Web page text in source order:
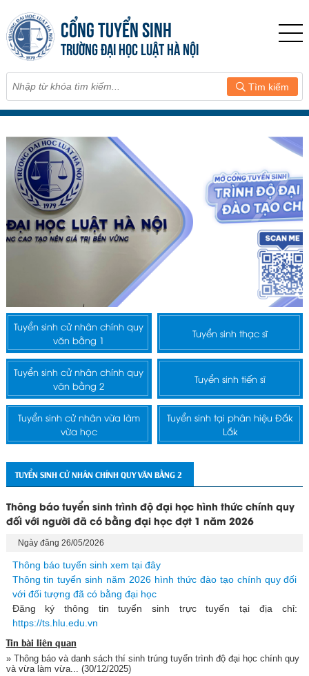
CỔNG TUYỂN SINH
TRƯỜNG ĐẠI HỌC LUẬT HÀ NỘI
Tìm kiếm
Tuyển sinh cử nhân chính quy
văn bằng 1
Tuyển sinh thạc sĩ
Tuyển sinh cử nhân chính quy
văn bằng 2
Tuyển sinh tiến sĩ
Tuyển sinh cử nhân vừa làm
vừa học
Tuyển sinh tại phân hiệu Đắk
Lắk
TUYỂN SINH CỬ NHÂN CHÍNH QUY VĂN BẰNG 2
Thông báo tuyển sinh trình độ đại học hình thức chính quy
đối với người đã có bằng đại học đợt 1 năm 2026
Ngày đăng 26/05/2026
Thông báo tuyển sinh xem tại đây
Thông tin tuyển sinh năm 2026 hình thức đào tạo chính quy đối
với đối tượng đã có bằng đại học
Đăng ký thông tin tuyển sinh trực tuyến tại địa chỉ:
https://ts.hlu.edu.vn
Tin bài liên quan
» Thông báo và danh sách thí sinh trúng tuyển trình độ đại học chính quy
và vừa làm vừa...
(30/12/2025)